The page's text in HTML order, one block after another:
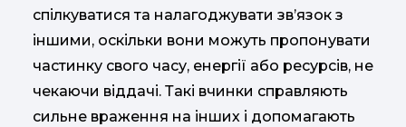
спілкуватися та налагоджувати зв’язок з
іншими, оскільки вони можуть пропонувати
частинку свого часу, енергії або ресурсів, не
чекаючи віддачі. Такі вчинки справляють
сильне враження на інших і допомагають